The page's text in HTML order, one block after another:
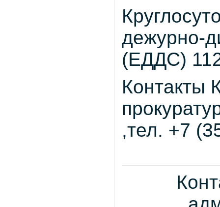
дежурно-
(ЕДДС)
Контакты
,тел. +7